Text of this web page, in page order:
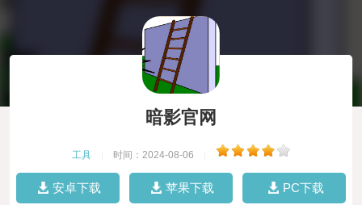
暗影官网
工具 时间：2024-08-06
安卓下载 苹果下载 PC下载